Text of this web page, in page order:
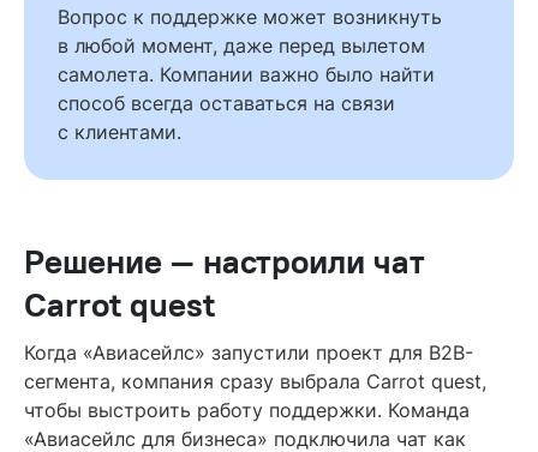
Вопрос к поддержке может возникнуть
в любой момент, даже перед вылетом
самолета. Компании важно было найти
способ всегда оставаться на связи
с клиентами.
Решение — настроили чат
Carrot quest
Когда «Авиасейлс» запустили проект для B2B-
сегмента, компания сразу выбрала Carrot quest,
чтобы выстроить работу поддержки. Команда
«Авиасейлс для бизнеса» подключила чат как